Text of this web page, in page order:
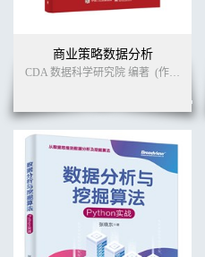
商业策略数据分析
CDA 数据科学研究院 编著 (作者)